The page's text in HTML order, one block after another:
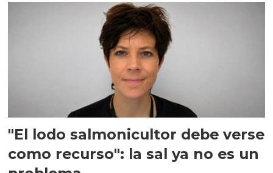
"El lodo salmonicultor debe verse
como recurso": la sal ya no es un